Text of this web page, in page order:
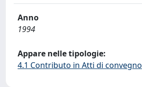
Anno
1994
Appare nelle tipologie:
4.1 Contributo in Atti di convegno